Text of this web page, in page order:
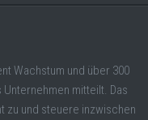
Wachstum und über 300
mitteilt. Das
zu und steuere inzwischen